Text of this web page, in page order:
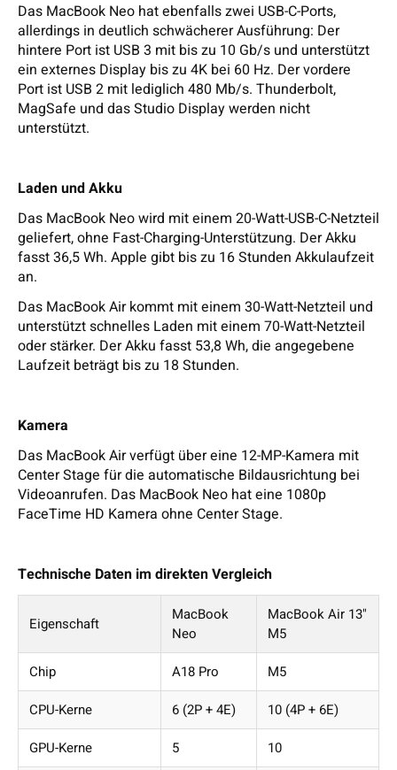
Das MacBook Neo hat ebenfalls zwei USB-C-Ports,
allerdings in deutlich schwächerer Ausführung: Der
hintere Port ist USB 3 mit bis zu 10 Gb/s und unterstützt
ein externes Display bis zu 4K bei 60 Hz. Der vordere
Port ist USB 2 mit lediglich 480 Mb/s. Thunderbolt,
MagSafe und das Studio Display werden nicht
unterstützt.
Laden und Akku
Das MacBook Neo wird mit einem 20-Watt-USB-C-Netzteil
geliefert, ohne Fast-Charging-Unterstützung. Der Akku
fasst 36,5 Wh. Apple gibt bis zu 16 Stunden Akkulaufzeit
an.
Das MacBook Air kommt mit einem 30-Watt-Netzteil und
unterstützt schnelles Laden mit einem 70-Watt-Netzteil
oder stärker. Der Akku fasst 53,8 Wh, die angegebene
Laufzeit beträgt bis zu 18 Stunden.
Kamera
Das MacBook Air verfügt über eine 12-MP-Kamera mit
Center Stage für die automatische Bildausrichtung bei
Videoanrufen. Das MacBook Neo hat eine 1080p
FaceTime HD Kamera ohne Center Stage.
Technische Daten im direkten Vergleich
Eigenschaft
MacBook
Neo
MacBook Air 13"
M5
Chip
A18 Pro
M5
CPU-Kerne
6 (2P + 4E)
10 (4P + 6E)
GPU-Kerne
5 10